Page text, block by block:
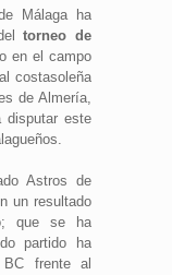
Málaga ha
deltorneo de
en el campo
costasoleña
de Almería,
disputar este
Astros de
un resultado
que se ha
partido ha
frente al